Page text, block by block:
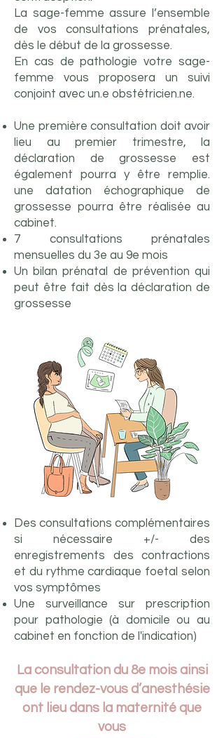
La sage-femme assure l’ensemble
de vos consultations prénatales,
dès le début de la grossesse.
En cas de pathologie votre sage-
femme vous proposera un suivi
conjoint avec un.e obstétricien.ne. ​
Une première consultation doit avoir
lieu au premier trimestre, la
déclaration de grossesse est
également pourra y être remplie.
une datation échographique de
grossesse pourra être réalisée au
cabinet.
7 consultations prénatales
mensuelles du 3e au 9e mois
Un bilan prénatal de prévention qui
peut être fait dès la déclaration de
grossesse
Des consultations complémentaires
si nécessaire +/- des
enregistrements des contractions
et du rythme cardiaque foetal selon
vos symptômes
Une surveillance sur prescription
pour pathologie (à domicile ou au
cabinet en fonction de l'indication)
La consultation du 8e mois ainsi
que le rendez-vous d’anesthésie
ont lieu dans la maternité que
vous